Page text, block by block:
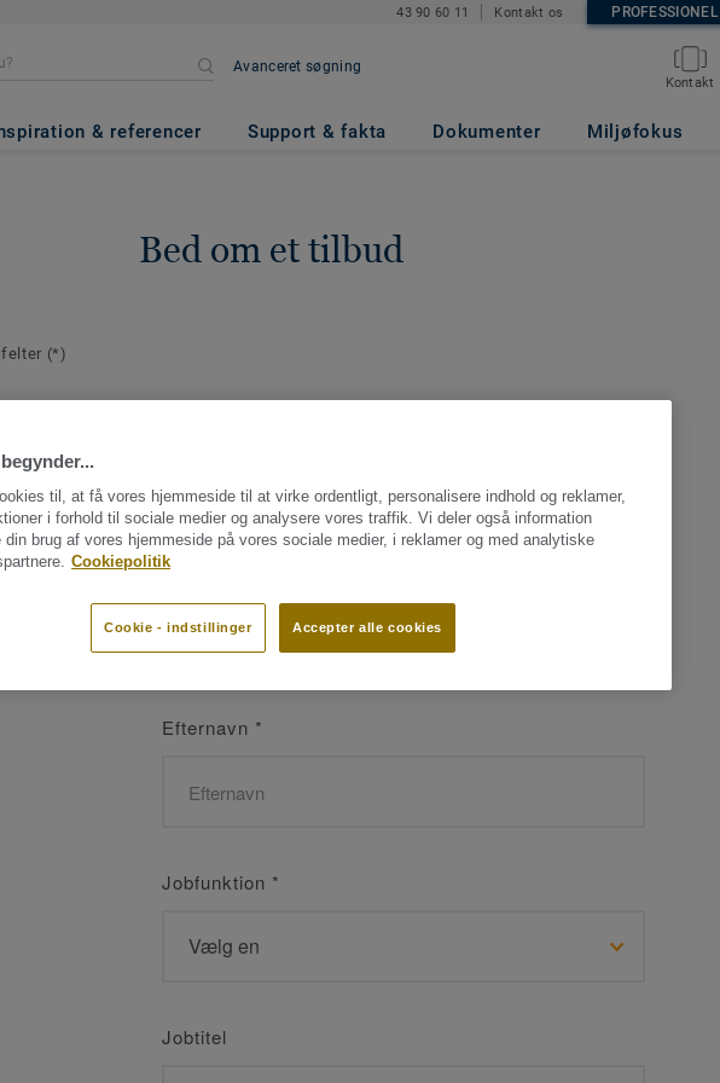
43 90 60 11 Kontakt os PROFESSIONEL
Avanceret søgning
Kontakt
& referencer Support & fakta Dokumenter Miljøfokus
Bed om et tilbud
(*)
for
Navn
Efternavn *
Jobfunktion *
Jobtitel
til, at få vores hjemmeside til at virke ordentligt, personalisere indhold og reklamer,
i forhold til sociale medier og analysere vores traffik. Vi deler også information
din brug af vores hjemmeside på vores sociale medier, i reklamer og med analytiske
Cookiepolitik
Accepter alle cookies
Cookie - indstillinger